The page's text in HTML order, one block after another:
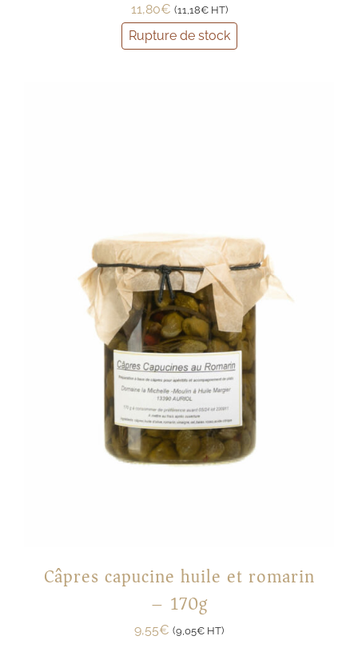
11,80€ (11,18€HT)
Rupture de stock
Câpres capucine huile et romarin
– 170g
9,55€ (9,05€ HT)